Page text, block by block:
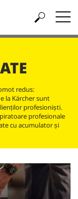
redus:
la Kärcher sunt
profesioniști.
profesionale
cu acumulator și